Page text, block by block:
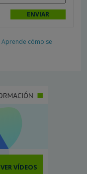
Aprende cómo se
VER VÍDEOS